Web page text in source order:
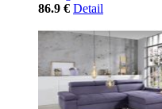
86.9 € Detail